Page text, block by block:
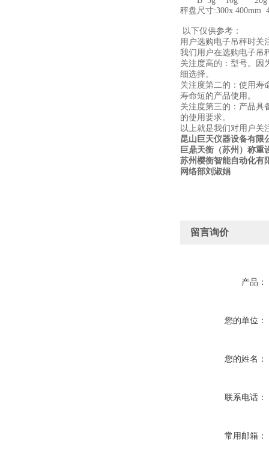
秤盘尺寸:300x 400mm
以下仅供参考：
用户选购电子吊秤时关
我们用户在选购电子吊
关注度高的：型号。因
细选择。
关注度第二的：使用寿
寿命短的产品使用。
关注度第三的：产品具
的使用要求。
以上就是我们对用户关
昆山巨天仪器设备有限
巨鼎天衡（苏州）称重
苏州樱衡智能自动化有
网络部刘淑娟
留言询价
产品：
您的单位：
您的姓名：
联系电话：
常用邮箱：